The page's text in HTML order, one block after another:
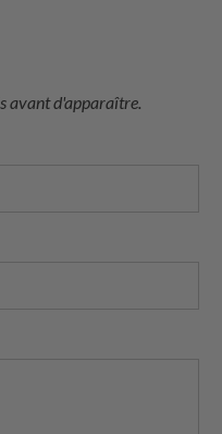
avant d'apparaître.